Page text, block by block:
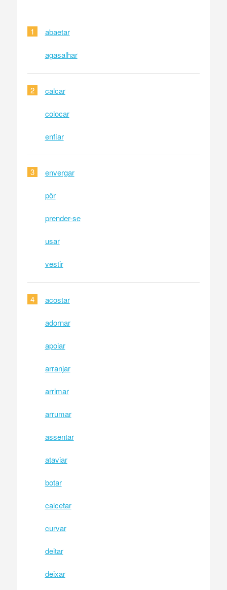
1 abaetar
agasalhar
2 calcar
colocar
enfiar
3 envergar
pôr
prender-se
usar
vestir
4 acostar
adornar
apoiar
arranjar
arrimar
arrumar
assentar
ataviar
botar
calcetar
curvar
deitar
deixar